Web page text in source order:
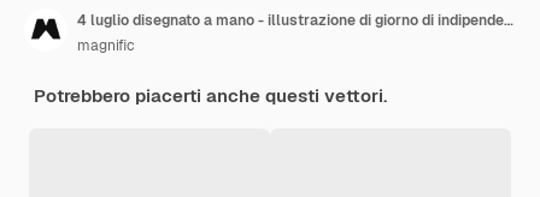
4 luglio disegnato a mano - illustrazione di giorno di indipendenza
magnific
Potrebbero piacerti anche questi vettori.